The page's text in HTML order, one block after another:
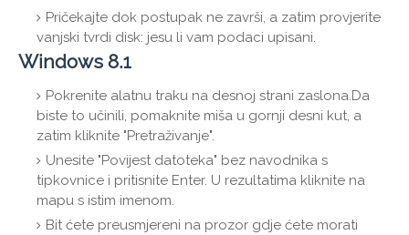
Pričekajte dok postupak ne završi, a zatim provjerite
vanjski tvrdi disk: jesu li vam podaci upisani.
Windows 8.1
Pokrenite alatnu traku na desnoj strani zaslona.Da
biste to učinili, pomaknite miša u gornji desni kut, a
zatim kliknite "Pretraživanje".
Unesite "Povijest datoteka" bez navodnika s
tipkovnice i pritisnite Enter. U rezultatima kliknite na
mapu s istim imenom.
Bit ćete preusmjereni na prozor gdje ćete morati